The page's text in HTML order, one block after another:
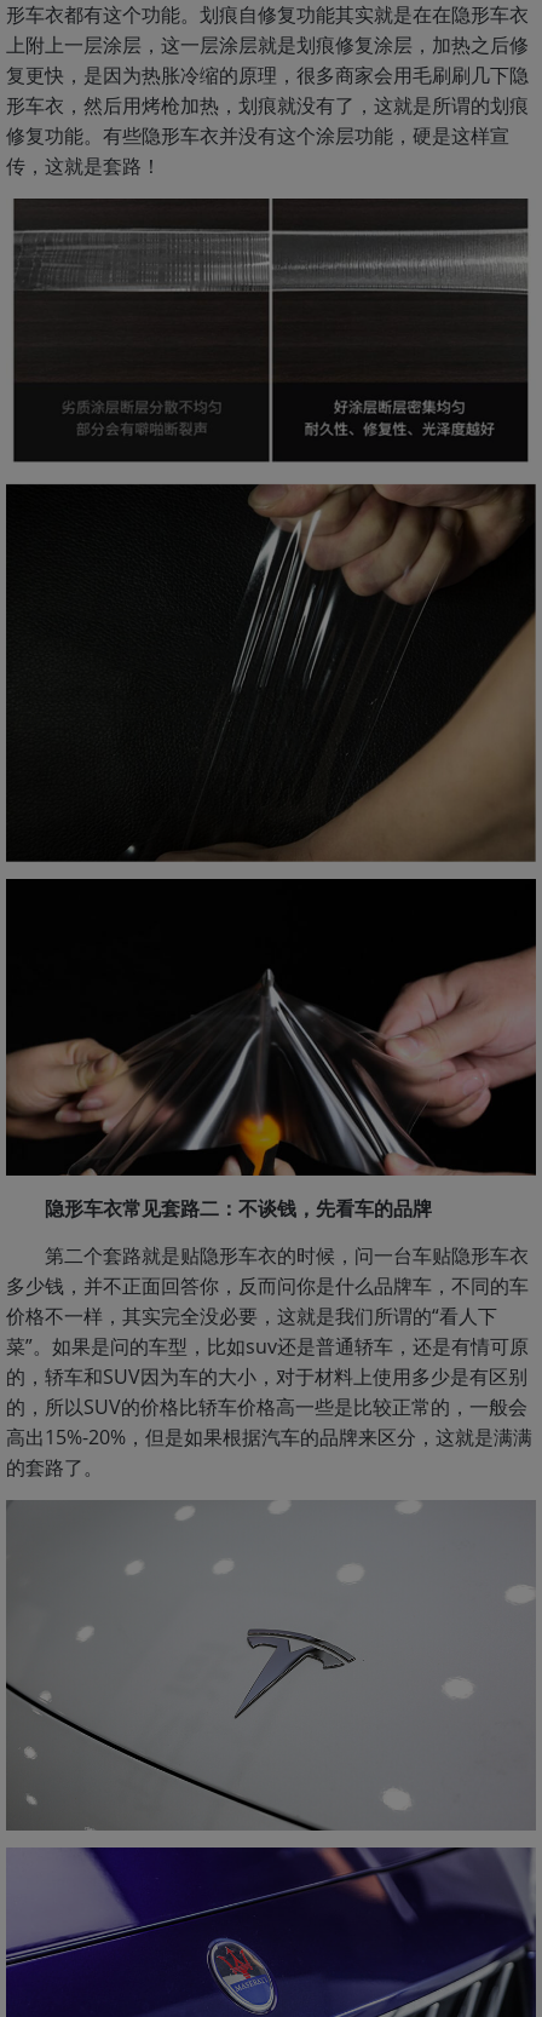
形车衣都有这个功能。划痕自修复功能其实就是在在隐形车衣
上附上一层涂层，这一层涂层就是划痕修复涂层，加热之后修
复更快，是因为热胀冷缩的原理，很多商家会用毛刷刷几下隐
形车衣，然后用烤枪加热，划痕就没有了，这就是所谓的划痕
修复功能。有些隐形车衣并没有这个涂层功能，硬是这样宣
传，这就是套路！
隐形车衣常见套路二：不谈钱，先看车的品牌
第二个套路就是贴隐形车衣的时候，问一台车贴隐形车衣
多少钱，并不正面回答你，反而问你是什么品牌车，不同的车
价格不一样，其实完全没必要，这就是我们所谓的“看人下
菜”。如果是问的车型，比如suv还是普通轿车，还是有情可原
的，轿车和SUV因为车的大小，对于材料上使用多少是有区别
的，所以SUV的价格比轿车价格高一些是比较正常的，一般会
高出15%-20%，但是如果根据汽车的品牌来区分，这就是满满
的套路了。